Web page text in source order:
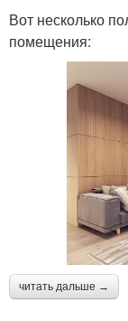
Вот несколько
помещения:
читать дальше →